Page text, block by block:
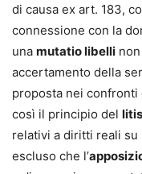
di causa ex art. 183,
connessione con la
una mutatio libelli
accertamento della
proposta nei confronti
così il principio del
relativi a diritti reali su
escluso che l’